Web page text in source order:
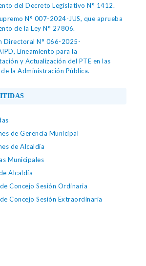
del Decreto Legislativo N° 1412.
N° 007-2024-JUS, que aprueba
de la Ley N° 27806.
Directoral N° 066-2025-
Lineamiento para la
y Actualización del PTE en las
la Administración Pública.
de Gerencia Municipal
de Alcaldía
Municipales
Alcaldía
Concejo Sesión Ordinaria
Concejo Sesión Extraordinaria